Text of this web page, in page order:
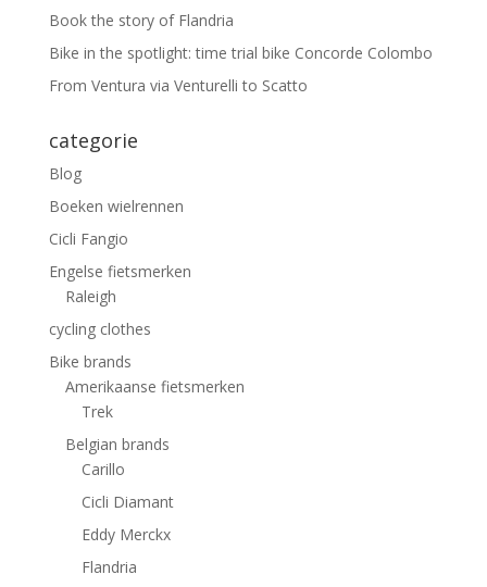
Book the story of Flandria
Bike in the spotlight: time trial bike Concorde Colombo
From Ventura via Venturelli to Scatto
categorie
Blog
Boeken wielrennen
Cicli Fangio
Engelse fietsmerken
Raleigh
cycling clothes
Bike brands
Amerikaanse fietsmerken
Trek
Belgian brands
Carillo
Cicli Diamant
Eddy Merckx
Flandria